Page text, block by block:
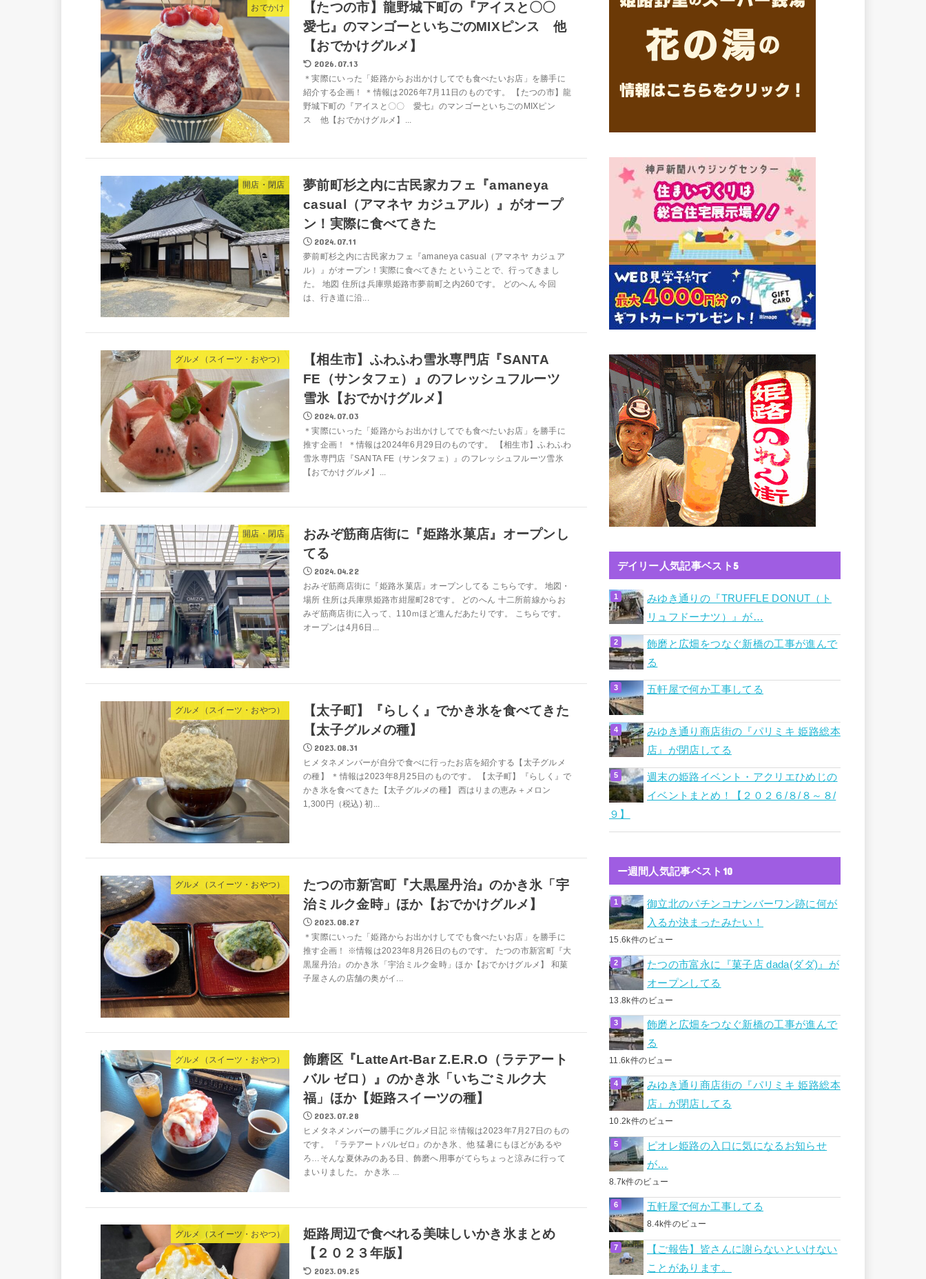
おでかけ
【たつの市】龍野城下町の『アイスと〇〇
愛七』のマンゴーといちごのMIXピンス 他
【おでかけグルメ】
2026.07.13
＊実際にいった「姫路からお出かけしてでも食べたいお店」を勝手に
紹介する企画！ ＊情報は2026年7月11日のものです。 【たつの市】龍
野城下町の『アイスと〇〇 愛七』のマンゴーといちごのMIXピン
ス 他【おでかけグルメ】...
開店・閉店
夢前町杉之内に古民家カフェ『amaneya
casual（アマネヤ カジュアル）』がオープ
ン！実際に食べてきた
2024.07.11
夢前町杉之内に古民家カフェ『amaneya casual（アマネヤ カジュア
ル）』がオープン！実際に食べてきた ということで、行ってきまし
た。 地図 住所は兵庫県姫路市夢前町之内260です。 どのへん 今回
は、行き道に沿...
グルメ（スイーツ・おやつ）
【相生市】ふわふわ雪氷専門店『SANTA
FE（サンタフェ）』のフレッシュフルーツ
雪氷【おでかけグルメ】
2024.07.03
＊実際にいった「姫路からお出かけしてでも食べたいお店」を勝手に
推す企画！ ＊情報は2024年6月29日のものです。 【相生市】ふわふわ
雪氷専門店『SANTA FE（サンタフェ）』のフレッシュフルーツ雪氷
【おでかけグルメ】...
開店・閉店
おみぞ筋商店街に『姫路氷菓店』オープンし
てる
2024.04.22
おみぞ筋商店街に『姫路氷菓店』オープンしてる こちらです。 地図・
場所 住所は兵庫県姫路市紺屋町28です。 どのへん 十二所前線からお
みぞ筋商店街に入って、110ｍほど進んだあたりです。 こちらです。
オープンは4月6日...
グルメ（スイーツ・おやつ）
【太子町】『らしく』でかき氷を食べてきた
【太子グルメの種】
2023.08.31
ヒメタネメンバーが自分で食べに行ったお店を紹介する【太子グルメ
の種】 ＊情報は2023年8月25日のものです。 【太子町】『らしく』で
かき氷を食べてきた【太子グルメの種】 西はりまの恵み＋メロン
1,300円（税込) 初...
グルメ（スイーツ・おやつ）
たつの市新宮町『大黒屋丹治』のかき氷「宇
治ミルク金時」ほか【おでかけグルメ】
2023.08.27
＊実際にいった「姫路からお出かけしてでも食べたいお店」を勝手に
推す企画！ ※情報は2023年8月26日のものです。 たつの市新宮町『大
黒屋丹治』のかき氷「宇治ミルク金時」ほか【おでかけグルメ】 和菓
子屋さんの店舗の奥がイ...
グルメ（スイーツ・おやつ）
飾磨区『LatteArt-Bar Z.E.R.O（ラテアート
バル ゼロ）』のかき氷「いちごミルク大
福」ほか【姫路スイーツの種】
2023.07.28
ヒメタネメンバーの勝手にグルメ日記 ※情報は2023年7月27日のもの
です。 『ラテアートバルゼロ』のかき氷、他 猛暑にもほどがあるや
ろ…そんな夏休みのある日、飾磨へ用事がてらちょっと涼みに行って
まいりました。 かき氷 ...
グルメ（スイーツ・おやつ）
姫路周辺で食べれる美味しいかき氷まとめ
【２０２３年版】
2023.09.25
デイリー人気記事ベスト5
みゆき通りの『TRUFFLE DONUT（ト
リュフドーナツ）』が…
飾磨と広畑をつなぐ新橋の工事が進んで
る
五軒屋で何か工事してる
みゆき通り商店街の『パリミキ 姫路総本
店』が閉店してる
週末の姫路イベント・アクリエひめじの
イベントまとめ！【２０２６/８/８～８/
９】
ー週間人気記事ベスト10
御立北のパチンコナンバーワン跡に何が
入るか決まったみたい！
15.6k件のビュー
たつの市富永に『菓子店 dada(ダダ)』が
オープンしてる
13.8k件のビュー
飾磨と広畑をつなぐ新橋の工事が進んで
る
11.6k件のビュー
みゆき通り商店街の『パリミキ 姫路総本
店』が閉店してる
10.2k件のビュー
ピオレ姫路の入口に気になるお知らせ
が…
8.7k件のビュー
五軒屋で何か工事してる
8.4k件のビュー
【ご報告】皆さんに謝らないといけない
ことがあります。